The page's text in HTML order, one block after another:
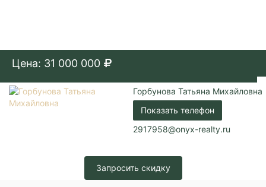
Цена: 31 000 000
Горбунова Татьяна Михайловна
Показать телефон
2917958@onyx-realty.ru
Запросить скидку